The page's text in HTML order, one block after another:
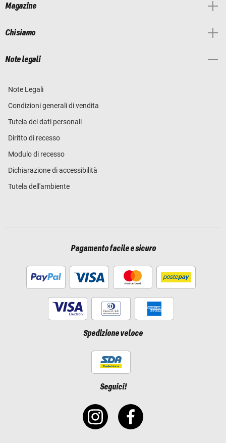
Magazine
Chi siamo
Note legali
Note Legali
Condizioni generali di vendita
Tutela dei dati personali
Diritto di recesso
Modulo di recesso
Dichiarazione di accessibilità
Tutela dell'ambiente
Pagamento facile e sicuro
Spedizione veloce
Seguici!